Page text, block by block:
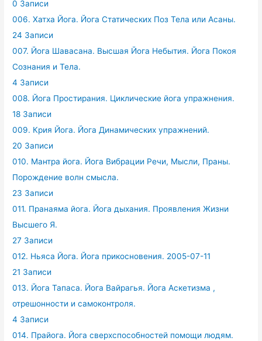
0 Записи
006. Хатха Йога. Йога Статических Поз Тела или Асаны.
24 Записи
007. Йога Шавасана. Высшая Йога Небытия. Йога Покоя
Сознания и Тела.
4 Записи
008. Йога Простирания. Циклические йога упражнения.
18 Записи
009. Крия Йога. Йога Динамических упражнений.
20 Записи
010. Мантра йога. Йога Вибрации Речи, Мысли, Праны.
Порождение волн смысла.
23 Записи
011. Пранаяма йога. Йога дыхания. Проявления Жизни
Высшего Я.
27 Записи
012. Ньяса Йога. Йога прикосновения. 2005-07-11
21 Записи
013. Йога Тапаса. Йога Вайрагья. Йога Аскетизма ,
отрешонности и самоконтроля.
4 Записи
014. Прайога. Йога сверхспособностей помощи людям.